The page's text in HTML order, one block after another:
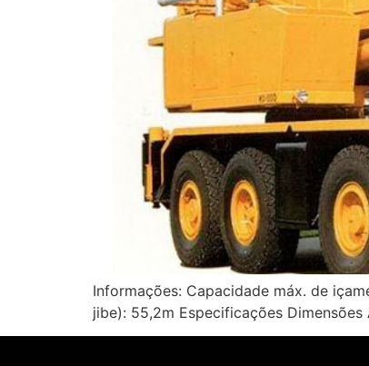
Informações: Capacidade máx. de
jibe): 55,2m Especificações